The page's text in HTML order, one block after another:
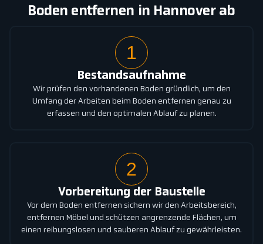
Boden entfernen in Hannover ab
1
Bestandsaufnahme
Wir prüfen den vorhandenen Boden gründlich, um den
Umfang der Arbeiten beim Boden entfernen genau zu
erfassen und den optimalen Ablauf zu planen.
2
Vorbereitung der Baustelle
Vor dem Boden entfernen sichern wir den Arbeitsbereich,
entfernen Möbel und schützen angrenzende Flächen, um
einen reibungslosen und sauberen Ablauf zu gewährleisten.